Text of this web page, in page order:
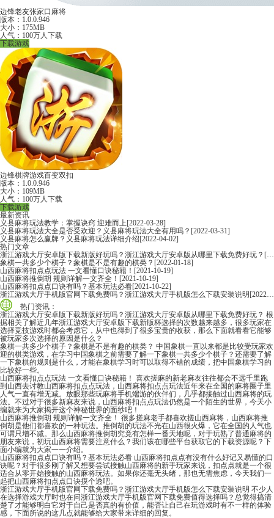
边锋老友张家口麻将
版本：1.0.0.946
大小：175MB
人气：100万人下载
下载游戏
边锋棋牌游戏百变双扣
版本：1.0.0.946
大小：109MB
人气：100万人下载
下载游戏
最新资讯
义县麻将玩法教学：掌握诀窍 迎难而上[2022-03-28]
义县麻将玩法大全是否受欢迎？义县麻将玩法大全有用吗？ [2022-03-31]
义县麻将怎么赢牌？义县麻将玩法详细介绍[2022-04-02]
热门文章
浙江游戏大厅安卓版下载新版好玩吗？浙江游戏大厅安卓版从哪里下载免费好玩？ [2022-06-16]
象棋一共多少个棋子？象棋是不是有趣的棋类？ [2022-01-18]
山西麻将扣点点玩法 一文看懂口诀秘籍！ [2021-10-19]
山西麻将推倒胡 规则详解一文齐全！ [2021-10-19]
山西麻将扣点点口诀有吗？基本玩法必看[2021-10-22]
浙江游戏大厅手机版官网下载免费吗？浙江游戏大厅手机版怎么下载安装说明 [2022-06-16]
热门资讯：
浙江游戏大厅安卓版下载新版好玩吗？浙江游戏大厅安卓版从哪里下载免费好玩？ 根
据相关了解近几年浙江游戏大厅安卓版下载新版杯选择的次数越来越多，很多玩家在
选择竞技游戏时都会考虑它，从中也得到了很多宝贵的收获，那么下面就看看它能够
被玩家多次选择的原因是什么？
象棋一共多少个棋子？象棋是不是有趣的棋类？ 中国象棋一直以来都是比较受玩家欢
迎的棋类游戏，在学习中国象棋之前需要了解一下象棋一共多少个棋子？还需要了解
一下象棋的规则是什么，才能在象棋学习时可以取得不错的成绩，把中国象棋学习的
比较好一些。
山西麻将扣点点玩法 一文看懂口诀秘籍！ 喜欢搓麻的新老麻友往往都会不远千里跑
到山西去讨教山西麻将扣点点玩法，山西麻将扣点点玩法近年来在全国的麻将圈子里
人气一直有增无减。放眼那些玩麻将手机端游的伙伴们，几乎都接触过山西麻将的玩
法。不过对于很多新麻友来说，山西麻将扣点点玩法仍然是一个陌生的世界，今天小
编就来为大家揭开这个神秘世界的面纱吧！
山西麻将推倒胡 规则详解一文齐全！ 很多搓麻老手都喜欢搓山西麻将，山西麻将推
倒胡是他们都喜欢的一种玩法。推倒胡的玩法不光在山西很火爆，它在全国的人气也
可谓只增不减。那么山西麻将推倒胡究竟有怎样一番天地呢，对于玩熟了普通麻将的
朋友来说，初玩山西麻将需要注意什么？我们该在哪些平台获取它的下载资源呢？下
面小编就为大家一一介绍。
山西麻将扣点点口诀有吗？基本玩法必看 山西麻将扣点点有没有什么好记又易懂的口
诀呢？对于很多刚了解又想要尝试接触山西麻将的新手玩家来说，扣点点就是一个很
适合从零开始接触的山西麻将玩法。如果你还毫无头绪，那也无需焦虑，今天我们一
起把山西麻将扣点点口诀摸个透吧。
浙江游戏大厅手机版官网下载免费吗？浙江游戏大厅手机版怎么下载安装说明 不少人
在选择游戏大厅时也在问浙江游戏大厅手机版官网下载免费值得选择吗？总觉得搞清
楚了才能够明白它对于自己是否真的有价值，能否让自己在玩游戏时有不一样的体验
感，下面所说的这几点就能够给大家带来详细的回复。